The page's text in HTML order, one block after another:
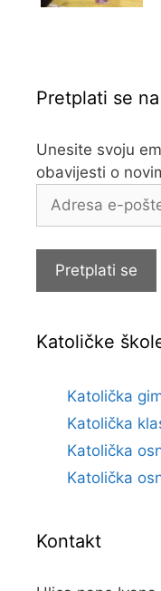
Pretplati se
Unesite svoju
obavijesti o
e-
Pretplati se
Katoličke
Katolička
Katolička
Katolička
Katolička
Kontakt